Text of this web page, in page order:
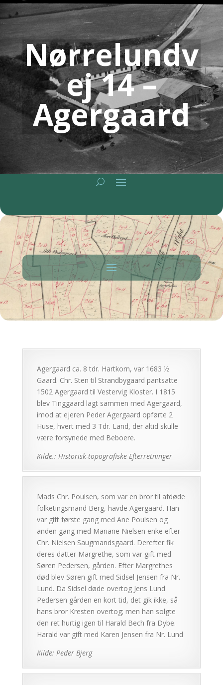
Nørrelundv
ej 14 –
Agergaard
Agergaard ca. 8 tdr. Hartkorn, var 1683 ½
Gaard. Chr. Sten til Strandbygaard pantsatte
1502 Agergaard til Vestervig Kloster. I 1815
blev Tinggaard lagt sammen med Agergaard,
imod at ejeren Peder Agergaard opførte 2
Huse, hvert med 3 Tdr. Land, der altid skulle
være forsynede med Beboere.
Kilde.: Historisk-topografiske Efterretninger
Mads Chr. Poulsen, som var en bror til afdøde
folketingsmand Berg, havde Agergaard. Han
var gift første gang med Ane Poulsen og
anden gang med Mariane Nielsen enke efter
Chr. Nielsen Saugmandsgaard. Derefter fik
deres datter Margrethe, som var gift med
Søren Pedersen, gården. Efter Margrethes
død blev Søren gift med Sidsel Jensen fra Nr.
Lund. Da Sidsel døde overtog Jens Lund
Pedersen gården en kort tid, det gik ikke, så
hans bror Kresten overtog; men han solgte
den ret hurtig igen til Harald Bech fra Dybe.
Harald var gift med Karen Jensen fra Nr. Lund
Kilde: Peder Bjerg